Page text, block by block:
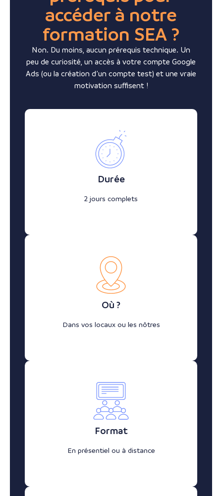
accéder à notre
formation SEA ?
Non. Du moins, aucun prérequis technique. Un
peu de curiosité, un accès à votre compte Google
Ads (ou la création d’un compte test) et une vraie
motivation suffisent !
Durée
2 jours complets
Où ?
Dans vos locaux ou les nôtres
Format
En présentiel ou à distance